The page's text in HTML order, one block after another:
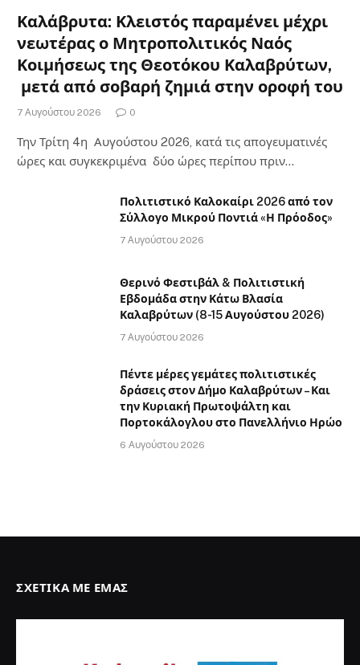
Καλάβρυτα: Κλειστός παραμένει μέχρι
νεωτέρας ο Μητροπολιτικός Ναός
Κοιμήσεως της Θεοτόκου Καλαβρύτων,
μετά από σοβαρή ζημιά στην οροφή του
7 Αυγούστου 2026 0
Την Τρίτη 4η Αυγούστου 2026, κατά τις απογευματινές
ώρες και συγκεκριμένα δύο ώρες περίπου πριν…
Πολιτιστικό Καλοκαίρι 2026 από τον
Σύλλογο Μικρού Ποντιά «Η Πρόοδος»
7 Αυγούστου 2026
Θερινό Φεστιβάλ & Πολιτιστική
Εβδομάδα στην Κάτω Βλασία
Καλαβρύτων (8-15 Αυγούστου 2026)
7 Αυγούστου 2026
Πέντε μέρες γεμάτες πολιτιστικές
δράσεις στον Δήμο Καλαβρύτων – Και
την Κυριακή Πρωτοψάλτη και
Πορτοκάλογλου στο Πανελλήνιο Ηρώο
6 Αυγούστου 2026
ΣΧΕΤΙΚΆ ΜΕ ΕΜΆΣ